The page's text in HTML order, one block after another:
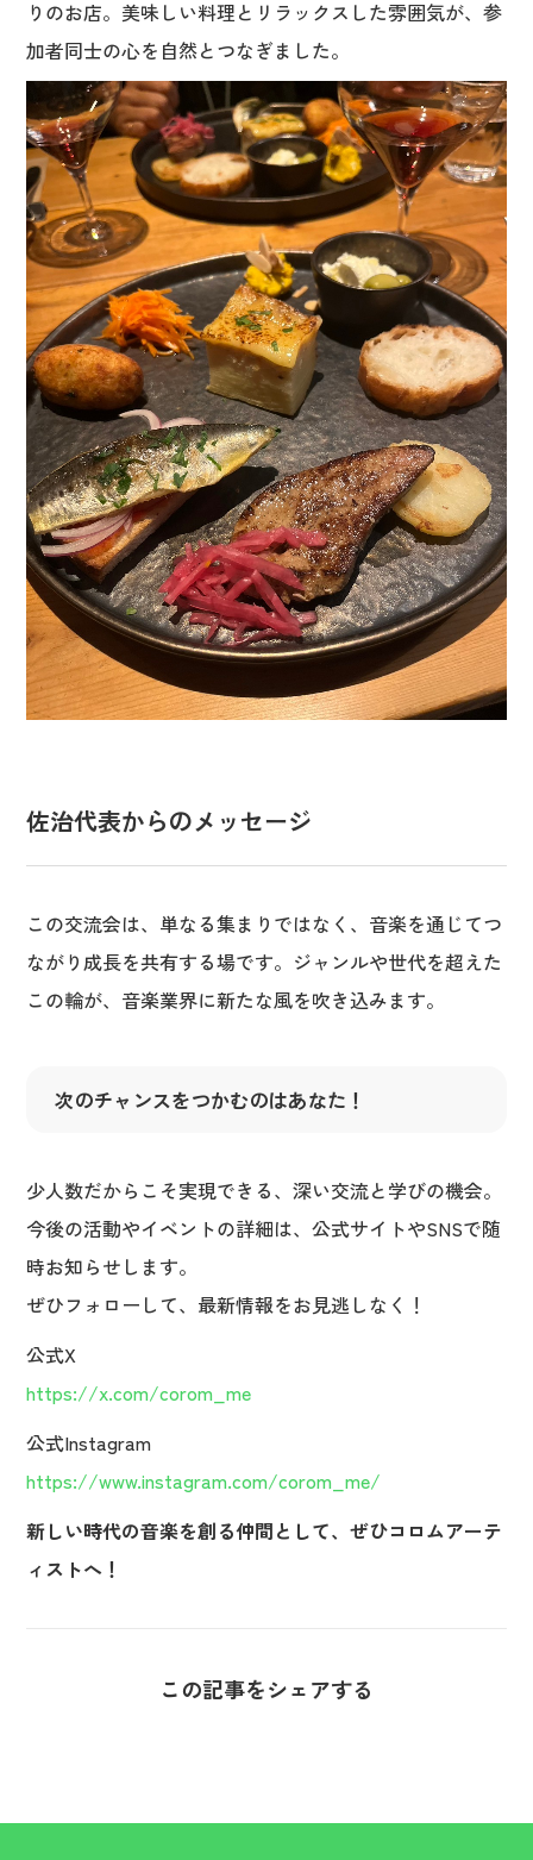
りのお店。美味しい料理とリラックスした雰囲気が、参
加者同士の心を自然とつなぎました。
佐治代表からのメッセージ
この交流会は、単なる集まりではなく、音楽を通じてつ
ながり成長を共有する場です。ジャンルや世代を超えた
この輪が、音楽業界に新たな風を吹き込みます。
次のチャンスをつかむのはあなた！
少人数だからこそ実現できる、深い交流と学びの機会。
今後の活動やイベントの詳細は、公式サイトやSNSで随
時お知らせします。
ぜひフォローして、最新情報をお見逃しなく！
公式X
https://x.com/corom_me
公式Instagram
https://www.instagram.com/corom_me/
新しい時代の音楽を創る仲間として、ぜひコロムアーテ
ィストへ！
この記事をシェアする